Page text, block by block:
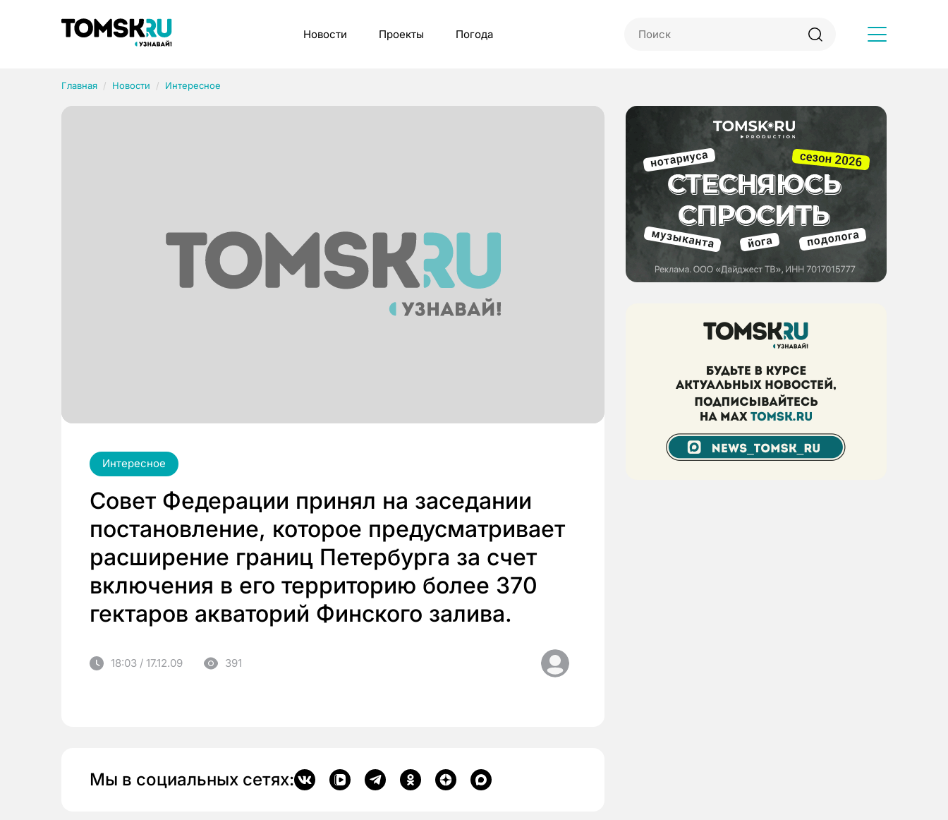
Новости Проекты Погода
Главная Новости Интересное
Интересное
Совет Федерации принял на заседании
постановление, которое предусматривает
расширение границ Петербурга за счет
включения в его территорию более 370
гектаров акваторий Финского залива.
18:03 / 17.12.09 391
Мы в социальных сетях:
Рубрики